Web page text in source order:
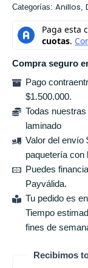
Categorías: Anillos,
Compra seguro
Pago
$1.500.000.
Todas
laminado
Valor del envío
paquetería con
Puedes
Payválida.
Tu pedido es
Tiempo
fines de
Recibimos